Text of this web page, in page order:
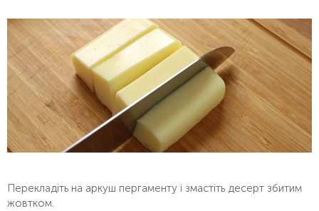
Перекладіть на аркуш пергаменту і змастіть десерт збитим
жовтком.